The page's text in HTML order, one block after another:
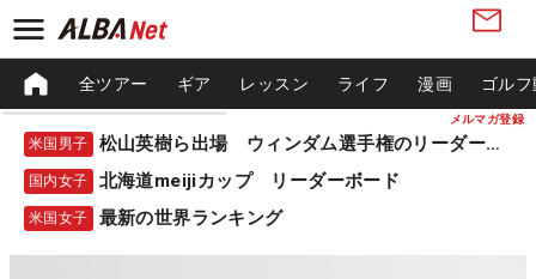
メルマガ登録
全ツアー ギア レッスン ライフ 漫画 ゴル
米国男子 松山英樹ら出場 ウィンダム選手権のリーダーボード
国内女子 北海道meijiカップ リーダーボード
米国女子 最新の世界ランキング